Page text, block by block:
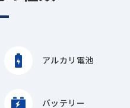
アルカリ電池
バッテリー